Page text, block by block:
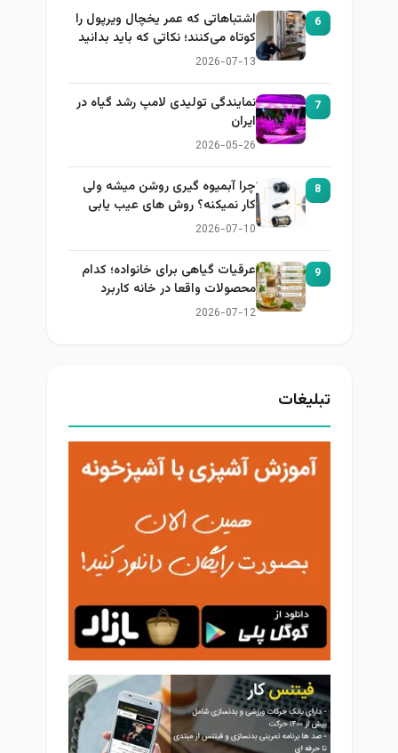
6
اشتباهاتی که عمر یخچال ویرپول را
کوتاه می‌کنند؛ نکاتی که باید بدانید
2026-07-13
7
نمایندگی تولیدی لامپ رشد گیاه در
ایران
2026-05-26
8
چرا آبمیوه گیری روشن میشه ولی
کار نمیکنه؟ روش های عیب یابی
2026-07-10
9
عرقیات گیاهی برای خانواده؛ کدام
محصولات واقعا در خانه کاربرد
دارند؟
2026-07-12
تبلیغات